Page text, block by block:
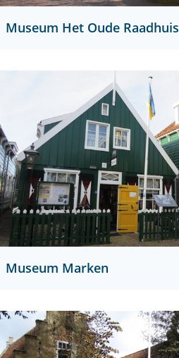
Museum Het Oude Raadhuis
Museum Marken